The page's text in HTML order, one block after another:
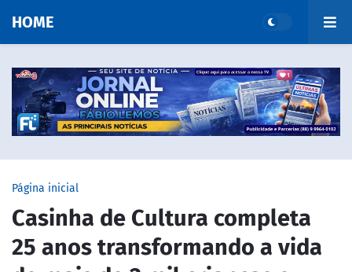
HOME
Página inicial
Casinha de Cultura completa
25 anos transformando a vida